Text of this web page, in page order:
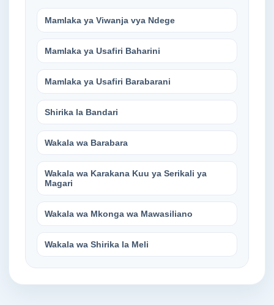
Mamlaka ya Viwanja vya Ndege
Mamlaka ya Usafiri Baharini
Mamlaka ya Usafiri Barabarani
Shirika la Bandari
Wakala wa Barabara
Wakala wa Karakana Kuu ya Serikali ya
Magari
Wakala wa Mkonga wa Mawasiliano
Wakala wa Shirika la Meli